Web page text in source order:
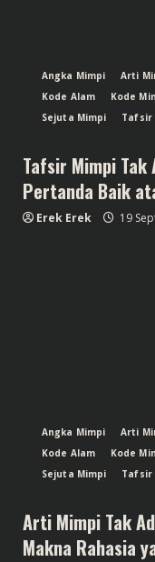
Angka Mimpi Arti
Kode Alam
Kode
Sejuta Mimpi
Tafsir
Tafsir Mimpi
Pertanda Baik
Erek Erek 19
Angka Mimpi Arti
Kode Alam
Kode
Sejuta Mimpi
Tafsir
Arti Mimpi Tak
Makna Rahasia